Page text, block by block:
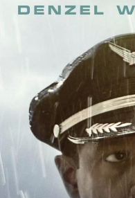
einen Kameramann.